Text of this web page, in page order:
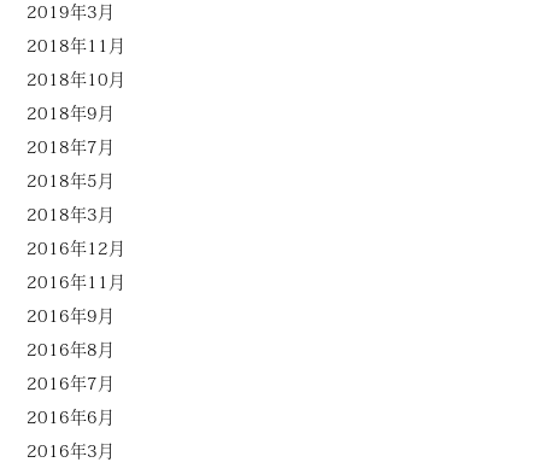
2019年3月
2018年11月
2018年10月
2018年9月
2018年7月
2018年5月
2018年3月
2016年12月
2016年11月
2016年9月
2016年8月
2016年7月
2016年6月
2016年3月